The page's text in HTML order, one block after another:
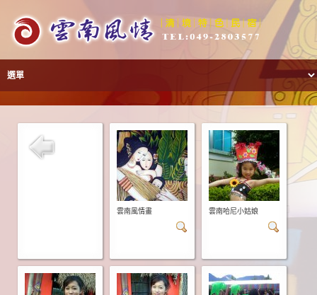
雲南風情畫 雲南哈尼小姑娘